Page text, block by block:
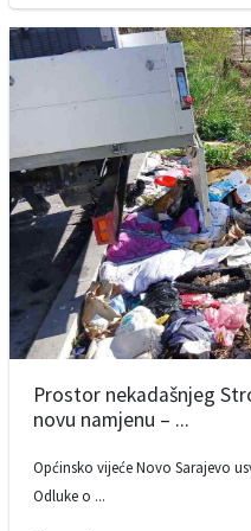
Prostor nekadašnjeg
novu namjenu – ...
Općinsko vijeće Novo Sarajevo
Odluke o ...